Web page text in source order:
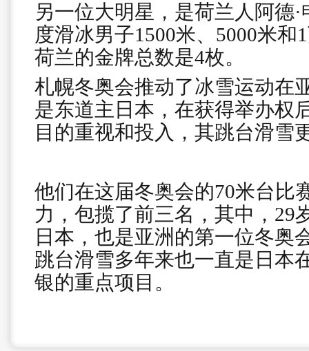
另一位大明星，是荷兰人阿德
度滑冰男子1500米、5000米和
荷兰的金牌总数是4枚。
札幌冬奥会推动了冰雪运动在
是东道主日本，在获得举办权
目的重视和投入，其跳台滑雪
他们在这届冬奥会的70米台比
力，包揽了前三名，其中，29
日本，也是亚洲的第一位冬奥
跳台滑雪多年来也一直是日本
银的重点项目。